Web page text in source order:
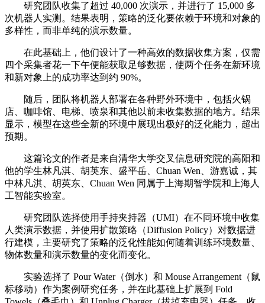
研究团队收集了超过 40,000 次演示，并进行了 15,000 多
次机器人实测。结果表明，策略的泛化要依赖于环境和对象的
多样性，而非单纯的演示数量。
在此基础上，他们设计了一种高效的数据收集方案，仅需
四个采集者花一下午便能获取足够数据，使两个任务在新环境
和新对象上的成功率达到约 90%。
随后，团队将机器人部署在各种野外环境中，包括火锅
店、咖啡馆、电梯、喷泉和其他以前未收集数据的地方。结果
显示，模型在这些全新的环境中展现出极好的泛化能力，超出
预期。
这篇论文的作者是来自清华大学交叉信息研究院的高阳和
他的学生林凡淇、胡英东、盛平岳、Chuan Wen、游嘉诚，其
中林凡淇、胡英东、Chuan Wen 同属于上海期智学院和上海人
工智能实验室。
研究团队选择使用手持夹持器（UMI）在不同环境中收集
人类演示数据，并使用扩散策略（Diffusion Policy）对数据进
行建模，主要研究了策略的泛化性能如何随着训练环境数量、
物体数量和演示数量的变化而变化。
实验选择了 Pour Water（倒水）和 Mouse Arrangement（鼠
标移动）作为案例研究任务，并在此基础上扩展到 Fold